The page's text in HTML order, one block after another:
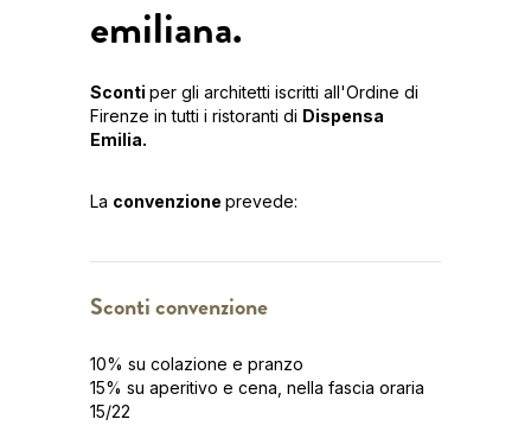
emiliana.
Sconti per gli architetti iscritti all'Ordine di
Firenze in tutti i ristoranti di Dispensa
Emilia.
La convenzione prevede:
Sconti convenzione
10% su colazione e pranzo
15% su aperitivo e cena, nella fascia oraria
15/22